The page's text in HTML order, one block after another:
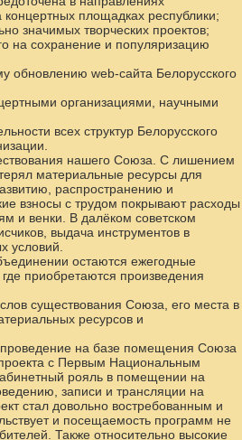
площадках республики;
значимых творческих проектов;
на сохранение и популяризацию
обновлению web-сайта Белорусского
организациями, научными
всех структур Белорусского
нашего Союза. С лишением
материальные ресурсы для
распространению и
взносы с трудом покрывают расходы
и венки. В далёком советском
выдача инструментов в
условий.
остаются ежегодные
приобретаются произведения
существования Союза, его места в
ресурсов и
на базе помещения Союза
проекта с Первым Национальным
рояль в помещении на
записи и трансляции на
стал довольно востребованным и
и посещаемость программ не
Также относительно высокие